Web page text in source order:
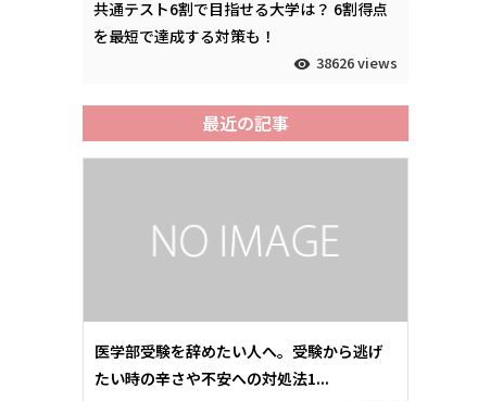
共通テスト6割で目指せる大学は？ 6割得点
を最短で達成する対策も！
38626 views
最近の記事
医学部受験を辞めたい人へ。受験から逃げ
たい時の辛さや不安への対処法1...